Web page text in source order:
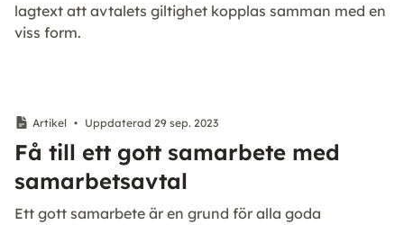
lagtext att avtalets giltighet kopplas samman med en
viss form.
Artikel • Uppdaterad 29 sep. 2023
Få till ett gott samarbete med
samarbetsavtal
Ett gott samarbete är en grund för alla goda